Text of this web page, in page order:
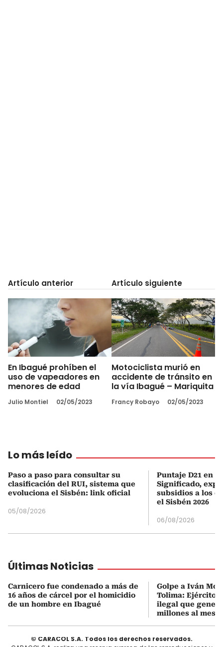
Artículo anterior
En Ibagué prohíben el
uso de vapeadores en
menores de edad
Julio Montiel 02/05/2023
Artículo siguiente
Motociclista murió en
accidente de tránsito en
la vía Ibagué – Mariquita
Francy Robayo 02/05/2023
Lo más leído
Paso a paso para consultar su
clasificación del RUI, sistema que
evoluciona el Sisbén: link oficial
05/08/2026
Puntaje D21 en
Significado,
subsidios a los
el Sisbén 2026
06/08/2026
Últimas Noticias
Carnicero fue condenado a más de
16 años de cárcel por el homicidio
de un hombre en Ibagué
Golpe a Iván
Tolima: Ejército
ilegal que
millones al mes
© CARACOL S.A. Todos los derechos reservados.